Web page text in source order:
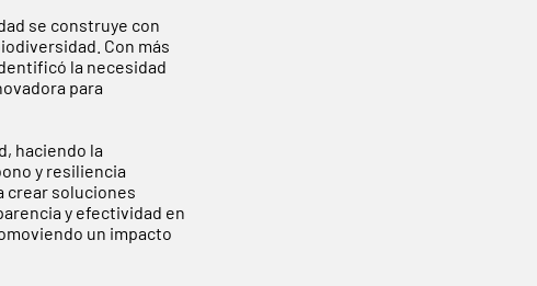
se construye con
Con más
la necesidad
para
haciendo la
y resiliencia
crear soluciones
y efectividad en
un impacto